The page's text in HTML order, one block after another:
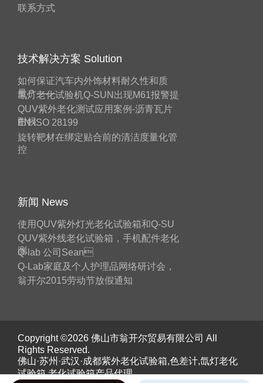
联系方式
技术解决方案 Solution
如何保证汽车内外饰材料耐久性和质
量？——
氙灯老化试验机Q-SUN出现M61报警提
QUV紫外老化测试应用案例-沥青瓦片
耐候
EN ISO 28199
旋转靶材在绑定贴合前的清洁度量化管
控
新闻 News
使用QUV紫外灯光老化试验箱和Q-SU
QUV紫外线老化试验箱，手机配件老化
测
Q-lab 公司Sean
Q-Lab家庭及个人护理品网络研讨会，
翁开尔2015劳动节放假通知
Copyright ©2026 佛山市翁开尔贸易有限公司 All
Rights Reserved.
佛山·苏州·武汉·成都紫外老化试验箱,色差计,氙灯老化
试验箱,老化试验箱产品代理。